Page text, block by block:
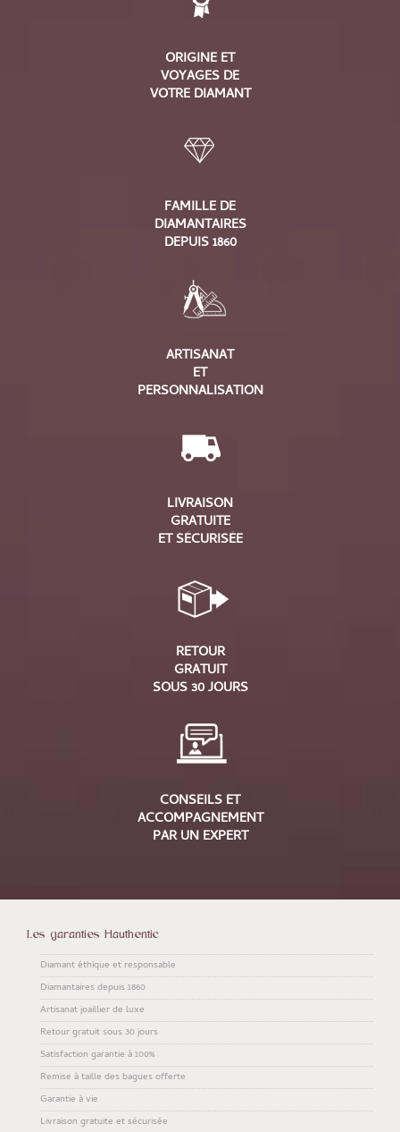
ORIGINE ET
VOYAGES DE
VOTRE DIAMANT
FAMILLE DE
DIAMANTAIRES
DEPUIS 1860
ARTISANAT
ET
PERSONNALISATION
LIVRAISON
GRATUITE
ET SÉCURISÉE
RETOUR
GRATUIT
SOUS 30 JOURS
CONSEILS ET
ACCOMPAGNEMENT
PAR UN EXPERT
Les garanties Hauthentic
Diamant éthique et responsable
Diamantaires depuis 1860
Artisanat joaillier de luxe
Retour gratuit sous 30 jours
Satisfaction garantie à 100%
Remise à taille des bagues offerte
Garantie à vie
Livraison gratuite et sécurisée